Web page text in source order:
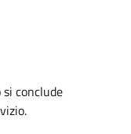
conclude